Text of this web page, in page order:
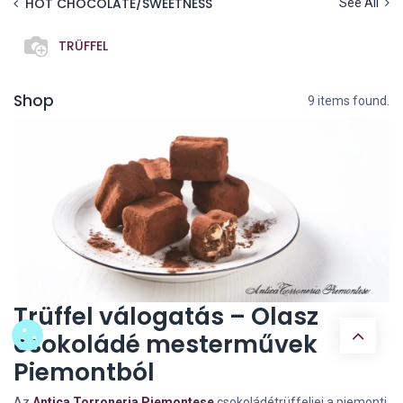
TRÜFFEL
Shop 9 items found.
Trüffel válogatás – Olasz
csokoládé mesterművek
Piemontból